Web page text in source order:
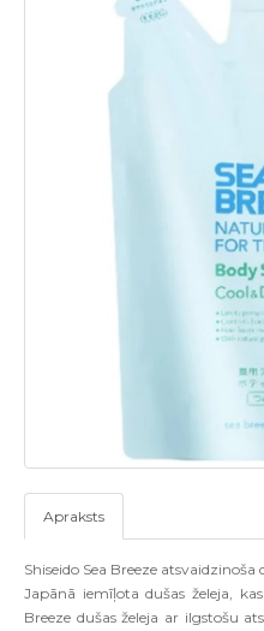
Apraksts
Shiseido Sea Breeze
Japānā iemīļota dušas želeja,
Breeze dušas želeja ar ilgstošu